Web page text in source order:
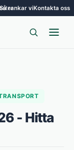
Så rankar viKontakta oss
- Hitta